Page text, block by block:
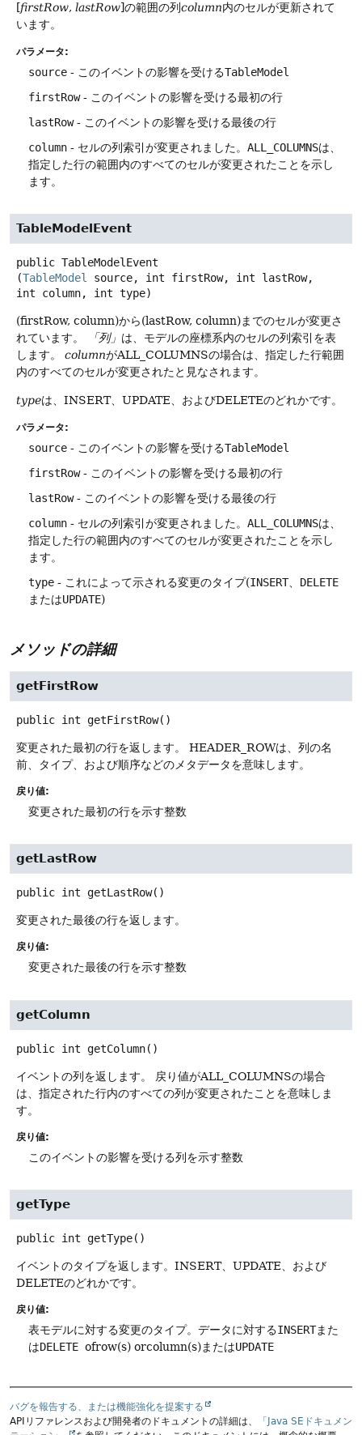
[firstRow, lastRow]の範囲の列column内のセルが更新されて
います。
パラメータ:
source - このイベントの影響を受けるTableModel
firstRow- このイベントの影響を受ける最初の行
lastRow- このイベントの影響を受ける最後の行
column - セルの列索引が変更されました。 ALL_COLUMNSは、
指定した行の範囲内のすべてのセルが変更されたことを示し
ます。
TableModelEvent
public TableModelEvent
(TableModel
source, int firstRow, int lastRow,
int column, int type)
(firstRow, column)から(lastRow, column)までのセルが変更さ
れています。
「列」 は、モデルの座標系内のセルの列索引を表
します。
columnがALL_COLUMNSの場合は、指定した行範囲
内のすべてのセルが変更されたと見なされます。
typeは、INSERT、UPDATE、およびDELETEのどれかです。
パラメータ:
source - このイベントの影響を受けるTableModel
firstRow- このイベントの影響を受ける最初の行
lastRow- このイベントの影響を受ける最後の行
column - セルの列索引が変更されました。 ALL_COLUMNSは、
指定した行の範囲内のすべてのセルが変更されたことを示し
ます。
type - これによって示される変更のタイプ(INSERT、 DELETE
またはUPDATE)
メソッドの詳細
getFirstRow
public int getFirstRow()
変更された最初の行を返します。
HEADER_ROWは、列の名
前、タイプ、および順序などのメタデータを意味します。
戻り値:
変更された最初の行を示す整数
getLastRow
public int getLastRow()
変更された最後の行を返します。
戻り値:
変更された最後の行を示す整数
getColumn
public int getColumn()
イベントの列を返します。
戻り値がALL_COLUMNSの場合
は、指定された行内のすべての列が変更されたことを意味しま
す。
戻り値:
このイベントの影響を受ける列を示す整数
getType
public int getType()
イベントのタイプを返します。INSERT、UPDATE、および
DELETEのどれかです。
戻り値:
表モデルに対する変更のタイプ。データに対するINSERTまた
はDELETE ofrow(s) orcolumn(s)またはUPDATE
バグを報告する、または機能強化を提案する
APIリファレンスおよび開発者のドキュメントの詳細は、
「Java SEドキュメン